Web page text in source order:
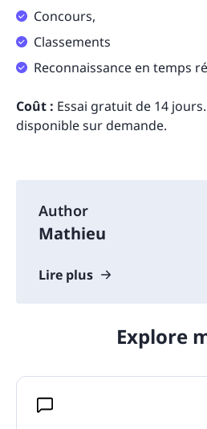
Concours,
Classements
Reconnaissance en temps
Coût : Essai gratuit de 14
disponible sur demande.
Author
Mathieu
Lire plus
Explore